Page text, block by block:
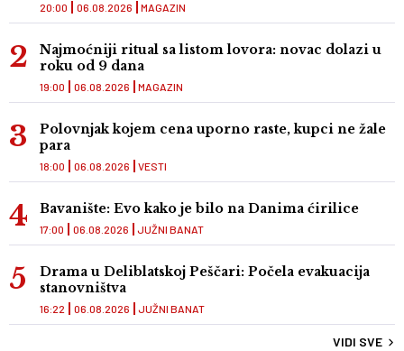
MAGAZIN
20:00 06.08.2026
Najmoćniji ritual sa listom lovora: novac dolazi u
roku od 9 dana
MAGAZIN
19:00 06.08.2026
Polovnjak kojem cena uporno raste, kupci ne žale
para
VESTI
18:00 06.08.2026
Bavanište: Evo kako je bilo na Danima ćirilice
JUŽNI BANAT
17:00 06.08.2026
Drama u Deliblatskoj Peščari: Počela evakuacija
stanovništva
JUŽNI BANAT
16:22 06.08.2026
VIDI SVE